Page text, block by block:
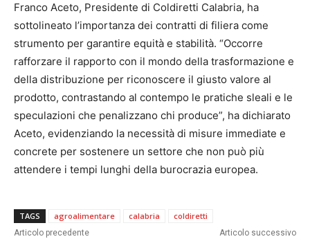
Franco Aceto, Presidente di Coldiretti Calabria, ha
sottolineato l’importanza dei contratti di filiera come
strumento per garantire equità e stabilità. “Occorre
rafforzare il rapporto con il mondo della trasformazione e
della distribuzione per riconoscere il giusto valore al
prodotto, contrastando al contempo le pratiche sleali e le
speculazioni che penalizzano chi produce”, ha dichiarato
Aceto, evidenziando la necessità di misure immediate e
concrete per sostenere un settore che non può più
attendere i tempi lunghi della burocrazia europea.
TAGS agroalimentare calabria coldiretti
Articolo precedente Articolo successivo